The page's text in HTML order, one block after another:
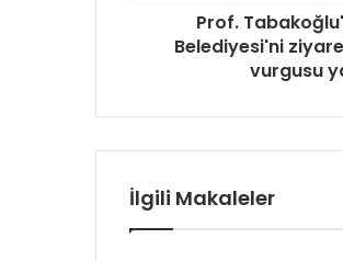
Prof.
Belediyesi'ni
vurgusu
İlgili Makaleler